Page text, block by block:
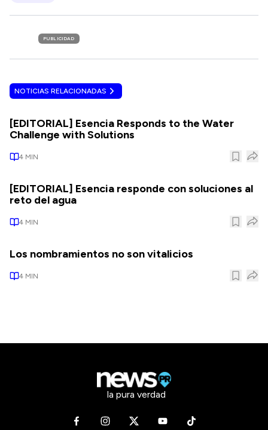
PUBLICIDAD
NOTICIAS RELACIONADAS
[EDITORIAL] Esencia Responds to the Water
Challenge with Solutions
4 MIN
[EDITORIAL] Esencia responde con soluciones al
reto del agua
4 MIN
Los nombramientos no son vitalicios
4 MIN
la pura verdad